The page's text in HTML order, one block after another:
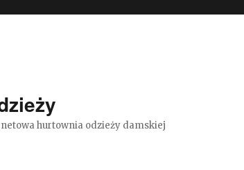
hurtownia odzieży damskiej